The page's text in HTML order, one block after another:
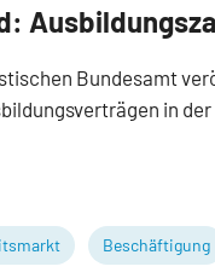
Bundesamt
in
Beschäftigung